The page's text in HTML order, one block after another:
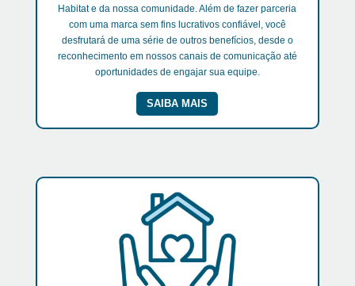
Habitat e da nossa comunidade. Além de fazer parceria
com uma marca sem fins lucrativos confiável, você
desfrutará de uma série de outros benefícios, desde o
reconhecimento em nossos canais de comunicação até
oportunidades de engajar sua equipe.
SAIBA MAIS